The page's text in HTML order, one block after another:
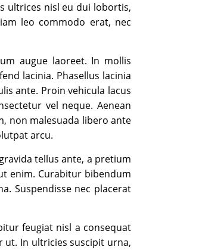
ultrices nisl eu dui lobortis,
leo commodo erat, nec
augue laoreet. In mollis
lacinia. Phasellus lacinia
ante. Proin vehicula lacus
vel neque. Aenean
non malesuada libero ante
arcu.
tellus ante, a pretium
enim. Curabitur bibendum
Suspendisse nec placerat
feugiat nisl a consequat
ut. In ultricies suscipit urna,